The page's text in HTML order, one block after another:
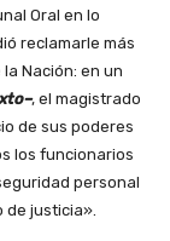
Oral en lo
reclamarle más
Nación: en un
, el magistrado
de sus poderes
los funcionarios
personal
de justicia».